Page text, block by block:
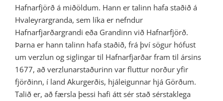
Hafnarfjörð á miðöldum. Hann er talinn hafa staðið á
Hvaleyrargranda, sem líka er nefndur
Hafnarfjarðargrandi eða Grandinn við Hafnarfjörð.
Þarna er hann talinn hafa staðið, frá því sögur hófust
um verzlun og siglingar til Hafnarfjarðar fram til ársins
1677, að verzlunarstaðurinn var fluttur norður yfir
fjörðinn, í land Akurgerðis, hjáleigunnar hjá Görðum.
Talið er, að færsla þessi hafi átt sér stað sérstaklega